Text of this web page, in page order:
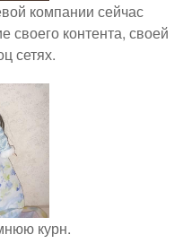
компании сейчас
своего контента, своей
сетях.
курн.